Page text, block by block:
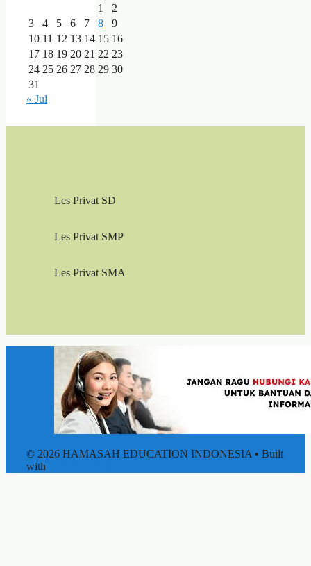
1
2
3
4 5 6 7 8
9
10 11 12 13 14 15 16
17 18 19 20 21 22 23
24 25 26 27 28 29 30
31
« Jul
Les Privat SD
Les Privat SMP
Les Privat SMA
© 2026 HAMASAH EDUCATION INDONESIA • Built
with